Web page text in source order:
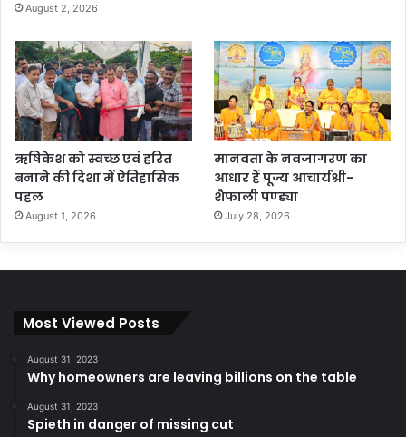
August 2, 2026
ऋषिकेश को स्वच्छ एवं हरित
बनाने की दिशा में ऐतिहासिक
पहल
August 1, 2026
मानवता के नवजागरण का
आधार हैं पूज्य आचार्यश्री-
शैफाली पण्ड्या
July 28, 2026
Most Viewed Posts
August 31, 2023
Why homeowners are leaving billions on the table
August 31, 2023
Spieth in danger of missing cut